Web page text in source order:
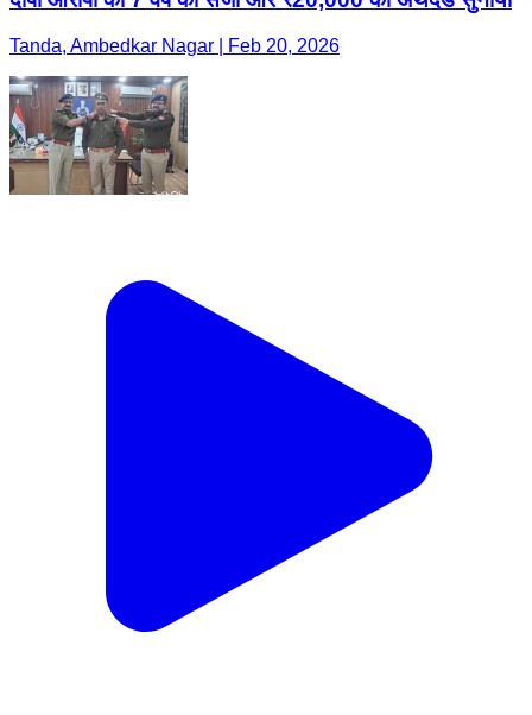
Tanda, Ambedkar Nagar | Feb 20, 2026